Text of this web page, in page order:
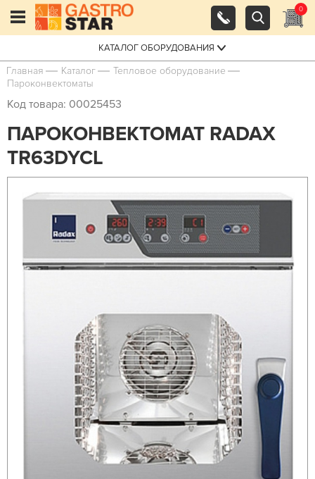
0
КАТАЛОГ ОБОРУДОВАНИЯ
Главная Каталог
Тепловое оборудование
Пароконвектоматы
Код товара: 00025453
ПАРОКОНВЕКТОМАТ RADAX
TR63DYCL